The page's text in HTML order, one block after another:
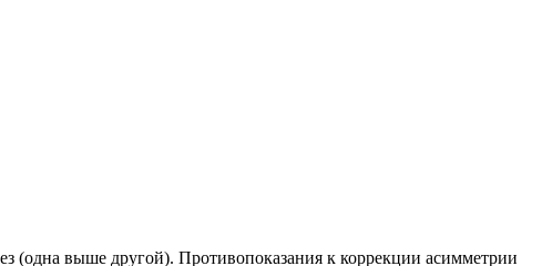
(одна выше другой). Противопоказания к коррекции асимметрии